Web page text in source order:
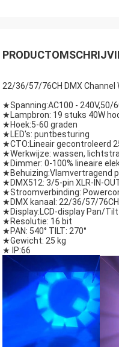
22/36/57/76CH DMX Channel
★Spanning:AC100 - 240V,50/
★ Lampbron: 19 stuks 40W
★ Hoek:5-60 graden
★ LED's: puntbesturing
★CTO:Lineair gecontroleerd
★Werkwijze: wassen,
★ Dimmer: 0-100% lineaire
★ Behuizing:Vlamvertragend
★ DMX512: 3/5-pin XLR-IN-
★Stroomverbinding:
★ DMX kanaal: 22/36/57/76CH
★ Display:LCD-display Pan/Tilt
★ Resolutie: 16 bit
★ PAN: 540° TILT: 270°
★Gewicht: 25 kg
★ IP:66